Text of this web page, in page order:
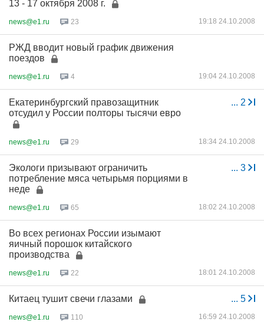
13 - 17 октября 2008 г.
news@e1.ru 23 19:18 24.10.2008
РЖД вводит новый график движения
поездов
news@e1.ru 4 19:04 24.10.2008
... 2
Екатеринбургский правозащитник
отсудил у России полторы тысячи евро
news@e1.ru 29 18:34 24.10.2008
... 3
Экологи призывают ограничить
потребление мяса четырьмя порциями в
неде
news@e1.ru 65 18:02 24.10.2008
Во всех регионах России изымают
яичный порошок китайского
производства
news@e1.ru 22 18:01 24.10.2008
... 5
Китаец тушит свечи глазами
news@e1.ru 110 16:59 24.10.2008